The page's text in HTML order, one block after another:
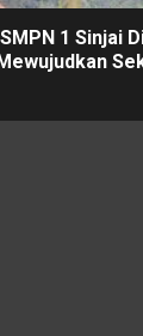
1 Sinjai